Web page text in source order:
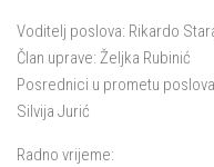
Voditelj poslova: Rikardo
Član uprave: Željka Rubinić
Posrednici u prometu
Silvija Jurić
Radno vrijeme: